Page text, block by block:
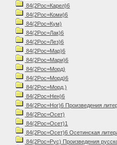
84(2Рос=Карел)6
84(2Рос=Коми)6
84(2Рос=Кум)
84(2Рос=Лак)6
84(2Рос=Лез)6
84(2Рос=Мар)6
84(2Рос=Мари)6
84(2Рос=Морд)
84(2Рос=Морд)6
84(2Рос=Морд.)
84(2Рос=Нен)6
84(2Рос=Ног)6 Произведения
84(2Рос=Осет)
84(2Рос=Осет)1
84(2Рос=Осет)6 Осетинская
84(2Рос=Рус) Произведения